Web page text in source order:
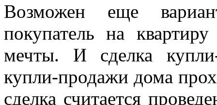
Возможен еще
покупатель на
мечты. И сделка
купли-продажи дома
сделка считается